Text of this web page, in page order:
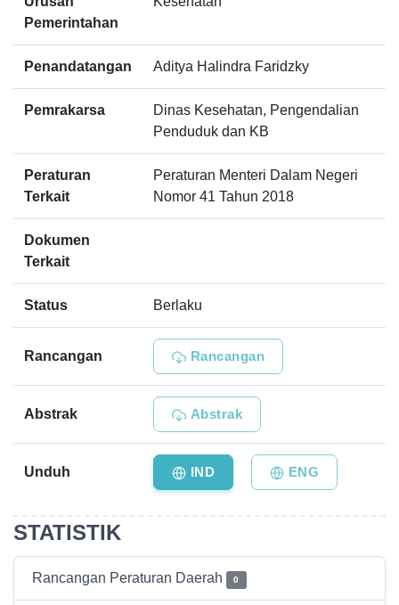
Pemerintahan
Penandatangan Aditya Halindra Faridzky
Pemrakarsa
Dinas Kesehatan, Pengendalian
Penduduk dan KB
Peraturan
Terkait
Peraturan Menteri Dalam Negeri
Nomor 41 Tahun 2018
Dokumen
Terkait
Status Berlaku
Rancangan Rancangan
Abstrak Abstrak
Unduh IND ENG
STATISTIK
Rancangan Peraturan Daerah 0